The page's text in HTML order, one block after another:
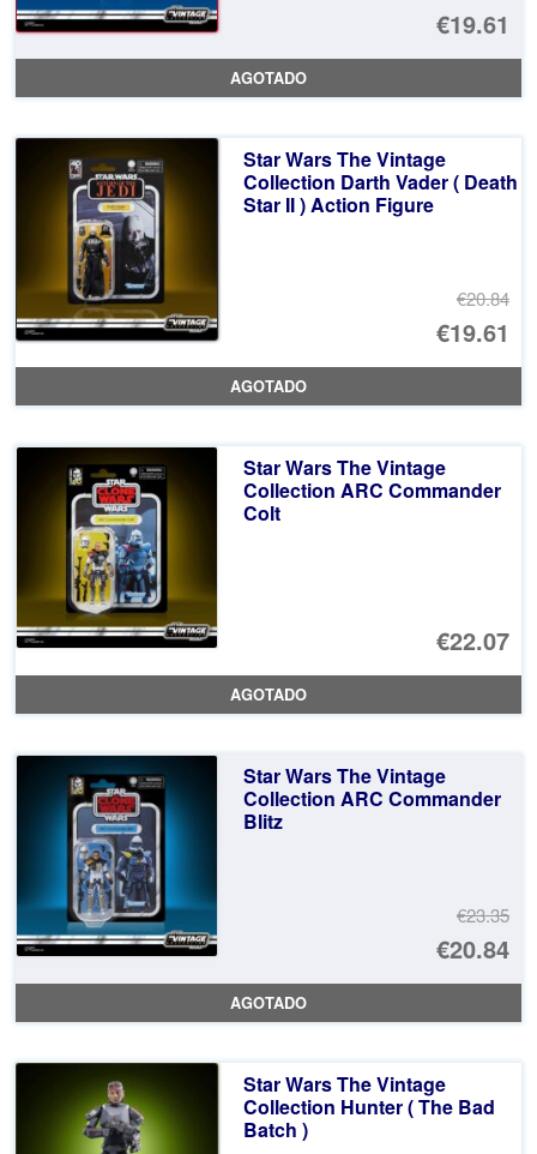
€19.61
El
AGOTADO
Star Wars The Vintage
Collection Darth Vader ( Death
Star II ) Action Figure
€20.84
€19.61
El
AGOTADO
Star Wars The Vintage
Collection ARC Commander
Colt
€22.07
AGOTADO
Star Wars The Vintage
Collection ARC Commander
Blitz
€23.35
El
€20.84
El
AGOTADO
Star Wars The Vintage
Collection Hunter ( The Bad
Batch )